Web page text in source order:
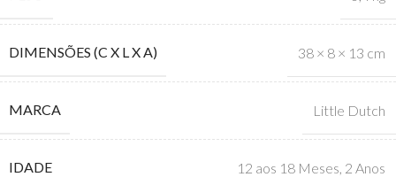
DIMENSÕES (C X L X A) 38 × 8 × 13 cm
MARCA Little Dutch
IDADE 12 aos 18 Meses 2 Anos